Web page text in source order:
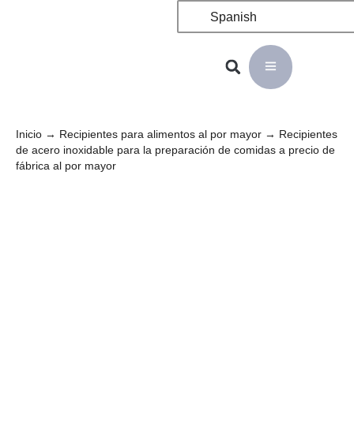
Spanish
Inicio → Recipientes para alimentos al por mayor → Recipientes
de acero inoxidable para la preparación de comidas a precio de
fábrica al por mayor